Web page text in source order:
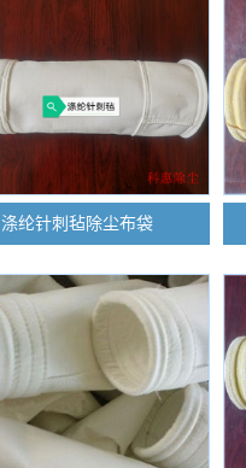
涤纶针刺毡除尘布袋